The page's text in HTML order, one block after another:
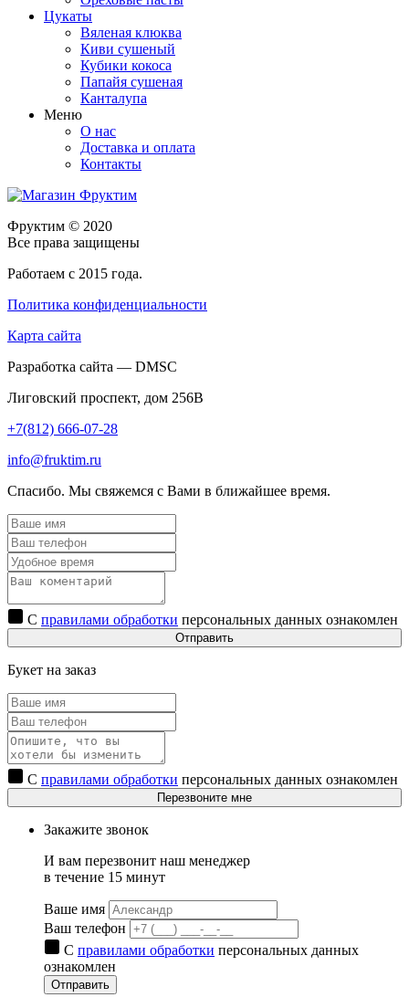
Цукаты
Вяленая клюква
Киви сушеный
Кубики кокоса
Папайя сушеная
Канталупа
Меню
О нас
Доставка и оплата
Контакты
Фруктим © 2020
Все права защищены
Работаем с 2015 года.
Политика конфиденциальности
Карта сайта
Разработка сайта — DMSC
Лиговский проспект, дом 256В
+7(812) 666-07-28
info@fruktim.ru
Спасибо. Мы свяжемся с Вами в ближайшее время.
С правилами обработки персональных данных ознакомлен
Отправить
Букет на заказ
С правилами обработки персональных данных ознакомлен
Перезвоните мне
Закажите звонок
И вам перезвонит наш менеджер
в течение 15 минут
Ваше имя
Ваш телефон
С правилами обработки персональных данных
ознакомлен
Отправить